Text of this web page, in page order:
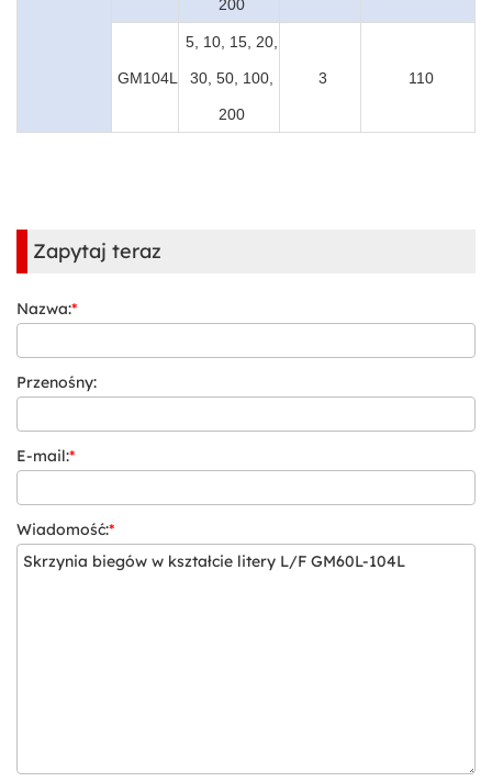
200
GM104L
5, 10, 15, 20,
30, 50, 100,
200
3 110
Zapytaj teraz
Nazwa:*
Przenośny:
E-mail:*
Wiadomość:*